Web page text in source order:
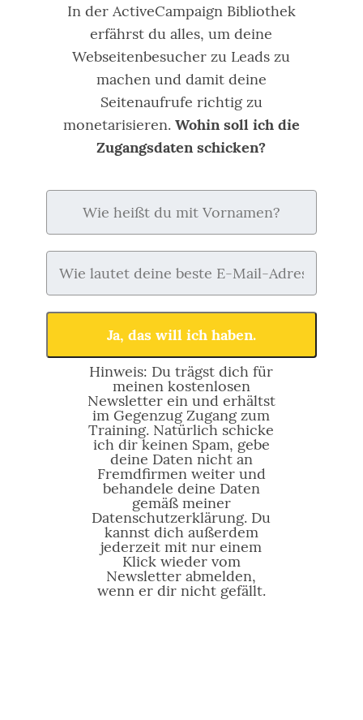
In der ActiveCampaign Bibliothek
erfährst du alles, um deine
Webseitenbesucher zu Leads zu
machen und damit deine
Seitenaufrufe richtig zu
monetarisieren. Wohin soll ich die
Zugangsdaten schicken?
Ja, das will ich haben.
Hinweis: Du trägst dich für
meinen kostenlosen
Newsletter ein und erhältst
im Gegenzug Zugang zum
Training. Natürlich schicke
ich dir keinen Spam, gebe
deine Daten nicht an
Fremdfirmen weiter und
behandele deine Daten
gemäß meiner
Datenschutzerklärung. Du
kannst dich außerdem
jederzeit mit nur einem
Klick wieder vom
Newsletter abmelden,
wenn er dir nicht gefällt.